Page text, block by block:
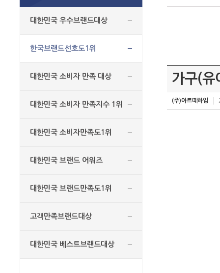
대한민국 우수브랜드대상
한국브랜드선호도1위
대한민국 소비자 만족 대상
대한민국 소비자 만족지수 1위
대한민국 소비자만족도1위
대한민국 브랜드 어워즈
대한민국 브랜드만족도1위
고객만족브랜드대상
대한민국 베스트브랜드대상
가구(유
(주)아르떼하임